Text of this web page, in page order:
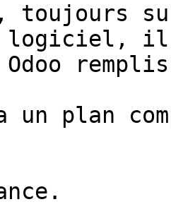
toujours
logiciel,
Odoo
un plan